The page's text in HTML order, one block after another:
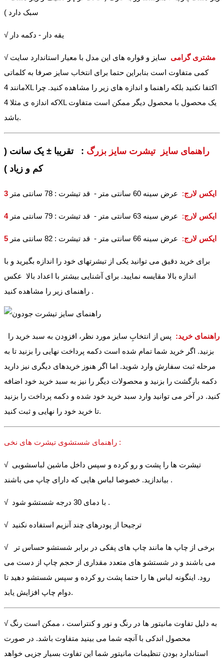
√ یقه دار - دکمه دار
√ مشتری گرامی سایز و قواره های این مدل با معیار استاندارد سایت
کمی متفاوت است بنابراین حتما برای انتخاب سایز صرفا به کلماتی
مانند 4XL اکتفا نکنید بلکه راهنما و اندازه های زیر را مشاهده کنید. چرا
که اندازه ی مثلا 4XL یک محصول با محصول دیگر ممکن است متفاوت
باشد.
راهنمای سایز تیشرت سایز بزرگ : تقریبا ± یک سانت (
کم و زیاد )
3 ایکس لارج: عرض سینه 60 سانتی متر - قد تیشرت : 78 سانتی متر
4 ایکس لارج: عرض سینه 63 سانتی متر - قد تیشرت : 79 سانتی متر
5 ایکس لارج: عرض سینه 66 سانتی متر - قد تیشرت : 82 سانتی متر
برای خرید دقیق می توانید یکی از تیشرتهای خود را اندازه بگیرید و با
اندازه بالا مقایسه نمایید. برای آشنایی بیشتر با اعداد بالا عکس
راهنمای زیر را مشاهده کنید .
راهنمای خرید: پس از انتخابِ سایز مورد نظر، افزودن به سبد خرید را
بزنید. اگر خرید شما تمام شده است دکمه پرداخت نهایی را بزنید تا به
مرحله ثبت سفارش وارد شوید. اما اگر هنوز خریدهای دیگری نیز دارید
دکمه بازگشت را بزنید و محصولات دیگر را نیز به سبد خرید خود اضافه
کنید. در آخر می توانید وارد سبد خرید خود شده و دکمه پرداخت را بزنید
تا خرید خود را نهایی و ثبت کنید.
راهنمای شستشوی تیشرت های نخی :
√ تیشرت ها را پشت و رو کرده و سپس داخل ماشین لباسشویی
بیاندازید. خصوصا لباس هایی که دارای چاپ می باشند .
√ با دمای 30 درجه شستشو شود .
√ برخی از چاپ ها مانند چاپ های پفکی در برابر شستشو حساس تر
می باشند و در شستشو های متعدد مقداری از حجم چاپ از دست می
رود. اینگونه لباس ها را حتما پشت رو کرده و سپس شستشو دهید تا
دوام چاپ افزایش یابد.
√ به دلیل تفاوت مانیتور ها در رنگ و نور و کنتراست ، ممکن است رنگ
محصول اندکی با آنچه شما می بینید متفاوت باشد. در صورت
استاندارد بودن تنظیمات مانیتور شما این تفاوت بسیار جزیی خواهد